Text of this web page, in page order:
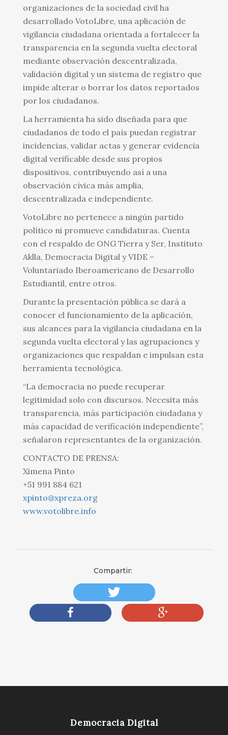
organizaciones de la sociedad civil ha
desarrollado VotoLibre, una aplicación de
vigilancia ciudadana orientada a fortalecer la
transparencia en la segunda vuelta electoral
mediante observación descentralizada,
validación digital y un sistema de registro que
impide alterar o borrar los datos reportados
por los ciudadanos.
La herramienta ha sido diseñada para que
ciudadanos de todo el país puedan registrar
incidencias, validar actas y generar evidencia
digital verificable desde sus propios
dispositivos, contribuyendo así a una
observación cívica más amplia,
descentralizada e independiente.
VotoLibre no pertenece a ningún partido
político ni promueve candidaturas. Cuenta
con el respaldo de ONG Tierra y Ser, Instituto
Aklla, Democracia Digital y VIDE –
Voluntariado Iberoamericano de Desarrollo
Estudiantil, entre otros.
Durante la presentación pública se dará a
conocer el funcionamiento de la aplicación,
sus alcances para la vigilancia ciudadana en la
segunda vuelta electoral y las agrupaciones y
organizaciones que respaldan e impulsan esta
herramienta tecnológica.
“La democracia no puede recuperar
legitimidad solo con discursos. Necesita más
transparencia, más participación ciudadana y
más capacidad de verificación independiente”,
señalaron representantes de la organización.
CONTACTO DE PRENSA:
Ximena Pinto
+51 991 884 621
xpinto@xpreza.org
www.votolibre.info
Compartir:
Democracia Digital